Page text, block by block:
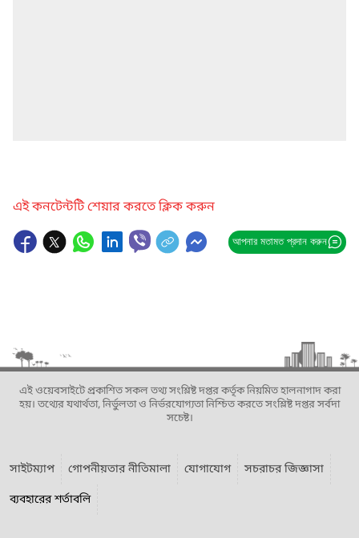
এই কনটেন্টটি শেয়ার করতে ক্লিক করুন
আপনার মতামত প্রদান করুন
এই ওয়েবসাইটে প্রকাশিত সকল তথ্য সংশ্লিষ্ট দপ্তর কর্তৃক নিয়মিত হালনাগাদ করা
হয়। তথ্যের যথার্থতা, নির্ভুলতা ও নির্ভরযোগ্যতা নিশ্চিত করতে সংশ্লিষ্ট দপ্তর সর্বদা
সচেষ্ট।
সাইটম্যাপ গোপনীয়তার নীতিমালা যোগাযোগ
সচরাচর জিজ্ঞাসা
ব্যবহারের শর্তাবলি